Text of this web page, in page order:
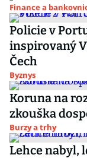
Finance a
Policie v
inspirovaný
Čech
Byznys
Koruna na
zkouška
Burzy a trhy
Lehce nabyl,